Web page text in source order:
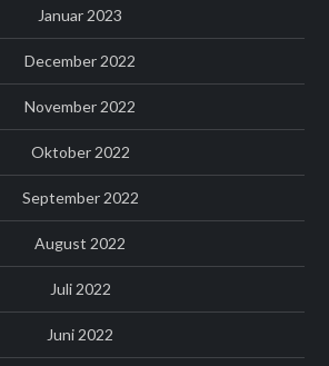
Januar 2023
December 2022
November 2022
Oktober 2022
September 2022
August 2022
Juli 2022
Juni 2022